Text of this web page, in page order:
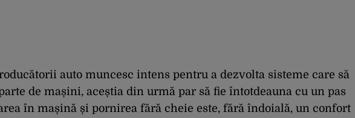
auto muncesc intens pentru a dezvolta sisteme care să
de mașini, aceștia din urmă par să fie întotdeauna cu un pas
în mașină și pornirea fără cheie este, fără îndoială, un confort